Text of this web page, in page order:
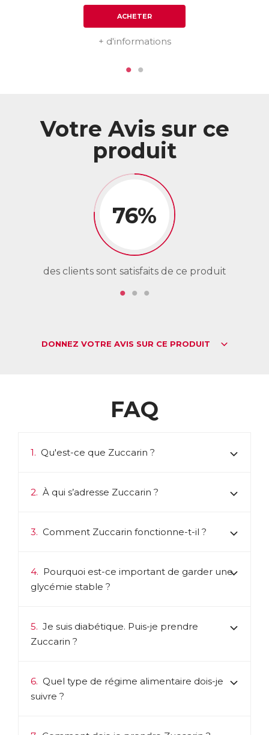
ACHETER
+ d'informations
Votre Avis sur ce
produit
76%
des clients sont satisfaits de ce produit
DONNEZ VOTRE AVIS SUR CE PRODUIT
FAQ
1. Qu'est-ce que Zuccarin ?
2. À qui s’adresse Zuccarin ?
3. Comment Zuccarin fonctionne-t-il ?
4. Pourquoi est-ce important de garder une
glycémie stable ?
5. Je suis diabétique. Puis-je prendre
Zuccarin ?
6. Quel type de régime alimentaire dois-je
suivre ?